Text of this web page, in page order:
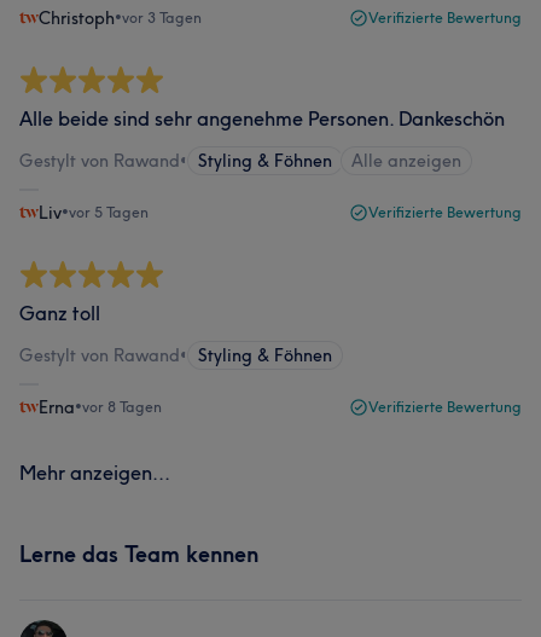
Christoph•vor 3 Tagen Verifizierte Bewertung
Alle beide sind sehr angenehme Personen. Dankeschön
Gestylt von Rawand• Styling & Föhnen Alle anzeigen
Liv•vor 5 Tagen Verifizierte Bewertung
Ganz toll
Gestylt von Rawand• Styling & Föhnen
Erna•vor 8 Tagen Verifizierte Bewertung
Mehr anzeigen...
Lerne das Team kennen